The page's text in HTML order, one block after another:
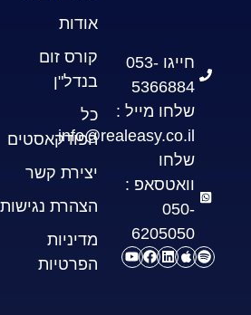
חייגו 053-
5366884
שלחו מייל :
info@realeasy.co.il
שלחו
וואטסאפ :
050-
6205050
אודות
קורס זום
בנדל"ן
כל
הפודקאסטים
יצירת קשר
הצהרת נגישות
מדיניות
הפרטיות